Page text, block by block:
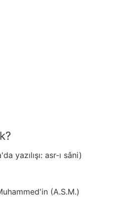
yazılışı: asr-ı sâni)
(A.S.M.)